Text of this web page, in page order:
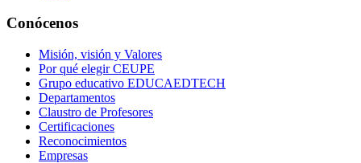
Conócenos
Misión, visión y Valores
Por qué elegir CEUPE
Grupo educativo EDUCAEDTECH
Departamentos
Claustro de Profesores
Certificaciones
Reconocimientos
Empresas